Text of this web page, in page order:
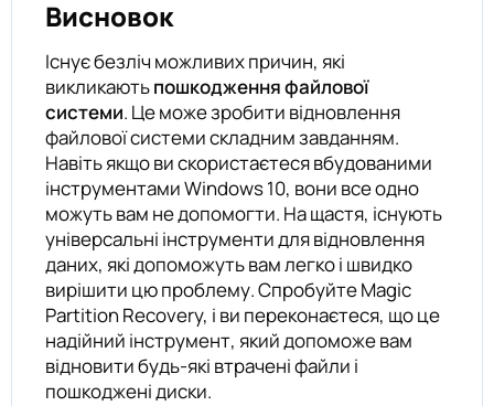
Висновок
Існує безліч можливих причин, які
викликаютьпошкодження файлової
системи. Це може зробити відновлення
файлової системи складним завданням.
Навіть якщо ви скористаєтеся вбудованими
інструментами Windows 10, вони все одно
можуть вам не допомогти. На щастя, існують
універсальні інструменти для відновлення
даних, які допоможуть вам легко і швидко
вирішити цю проблему. Спробуйте Magic
Partition Recovery, і ви переконаєтеся, що це
надійний інструмент, який допоможе вам
відновити будь-які втрачені файли і
пошкоджені диски.